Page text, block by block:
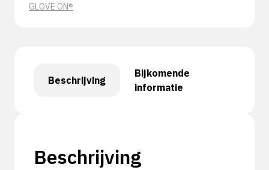
GLOVE ON®
Beschrijving
Bijkomende
informatie
Beschrijving